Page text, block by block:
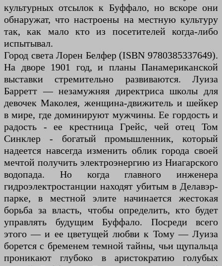
культурных отсылок к Буффало, но вскоре они
обнаружат, что настроены на местную культуру
так, как мало кто из посетителей когда-либо
испытывал.
Город света Лорен Белфер (ISBN 9780385337649).
На дворе 1901 год, и планы Панамериканской
выставки стремительно развиваются. Луиза
Барретт — незамужняя директриса школы для
девочек Маколея, женщина-движитель и шейкер
в мире, где доминируют мужчины. Ее гордость и
радость - ее крестница Грейс, чей отец Том
Синклер - богатый промышленник, который
надеется навсегда изменить облик города своей
мечтой получить электроэнергию из Ниагарского
водопада. Но когда главного инженера
гидроэлектростанции находят убитым в Делавэр-
парке, в местной элите начинается жестокая
борьба за власть, чтобы определить, кто будет
управлять будущим Буффало. Посреди всего
этого — и ее цветущей любви к Тому — Луиза
борется с бременем темной тайны, чьи щупальца
проникают глубоко в аристократию голубых